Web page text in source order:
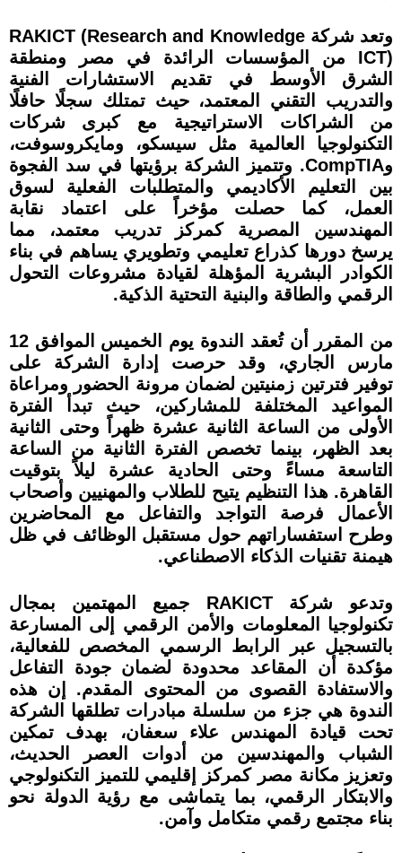
وتعد شركة RAKICT (Research and Knowledge
ICT) من المؤسسات الرائدة في مصر ومنطقة
الشرق الأوسط في تقديم الاستشارات الفنية
والتدريب التقني المعتمد، حيث تمتلك سجلًا حافلًا
من الشراكات الاستراتيجية مع كبرى شركات
التكنولوجيا العالمية مثل سيسكو، ومايكروسوفت،
وCompTIA. وتتميز الشركة برؤيتها في سد الفجوة
بين التعليم الأكاديمي والمتطلبات الفعلية لسوق
العمل، كما حصلت مؤخراً على اعتماد نقابة
المهندسين المصرية كمركز تدريب معتمد، مما
يرسخ دورها كذراع تعليمي وتطويري يساهم في بناء
الكوادر البشرية المؤهلة لقيادة مشروعات التحول
الرقمي والطاقة والبنية التحتية الذكية.
من المقرر أن تُعقد الندوة يوم الخميس الموافق 12
مارس الجاري، وقد حرصت إدارة الشركة على
توفير فترتين زمنيتين لضمان مرونة الحضور ومراعاة
المواعيد المختلفة للمشاركين، حيث تبدأ الفترة
الأولى من الساعة الثانية عشرة ظهراً وحتى الثانية
بعد الظهر، بينما تخصص الفترة الثانية من الساعة
التاسعة مساءً وحتى الحادية عشرة ليلاً بتوقيت
القاهرة. هذا التنظيم يتيح للطلاب والمهنيين وأصحاب
الأعمال فرصة التواجد والتفاعل مع المحاضرين
وطرح استفساراتهم حول مستقبل الوظائف في ظل
هيمنة تقنيات الذكاء الاصطناعي.
وتدعو شركة RAKICT جميع المهتمين بمجال
تكنولوجيا المعلومات والأمن الرقمي إلى المسارعة
بالتسجيل عبر الرابط الرسمي المخصص للفعالية،
مؤكدة أن المقاعد محدودة لضمان جودة التفاعل
والاستفادة القصوى من المحتوى المقدم. إن هذه
الندوة هي جزء من سلسلة مبادرات تطلقها الشركة
تحت قيادة المهندس علاء سعفان، بهدف تمكين
الشباب والمهندسين من أدوات العصر الحديث،
وتعزيز مكانة مصر كمركز إقليمي للتميز التكنولوجي
والابتكار الرقمي، بما يتماشى مع رؤية الدولة نحو
بناء مجتمع رقمي متكامل وآمن.